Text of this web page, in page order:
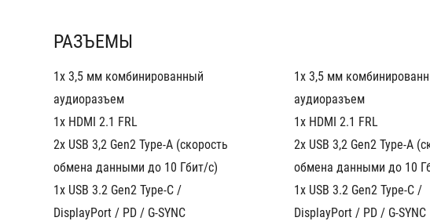
РАЗЪЕМЫ
1x 3,5 мм комбинированный
аудиоразъем
1x HDMI 2.1 FRL
2x USB 3,2 Gen2 Type-A (скорость
обмена данными до 10 Гбит/с)
1x USB 3.2 Gen2 Type-C /
DisplayPort / PD / G-SYNC
1x 3,5 мм
аудиоразъем
1x HDMI 2.1 FRL
2x USB 3,2 Gen2 Type-A
обмена данными до 10
1x USB 3.2 Gen2 Type-C /
DisplayPort / PD / G-SYNC